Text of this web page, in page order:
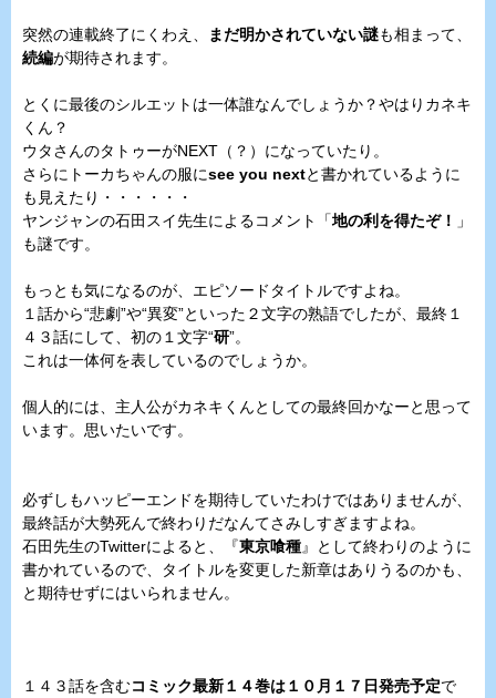
突然の連載終了にくわえ、 まだ明かされていない謎も相まって、
続編が期待されます。
とくに最後のシルエットは一体誰なんでしょうか？やはりカネキ
くん？
ウタさんのタトゥーがNEXT（？）になっていたり。
さらにトーカちゃんの服にsee you nextと書かれているように
も見えたり・・・・・・
ヤンジャンの石田スイ先生によるコメント「地の利を得たぞ！
」
も謎です。
もっとも気になるのが、エピソードタイトルですよね。
１話から“悲劇”や“異変”といった２文字の熟語でしたが、最終１
４３話にして、初の１文字“研”。
これは一体何を表しているのでしょうか。
個人的には、主人公がカネキくんとしての最終回かなーと思って
います。思いたいです。
必ずしもハッピーエンドを期待していたわけではありませんが、
最終話が大勢死んで終わりだなんてさみしすぎますよね。
石田先生のTwitterによると、『東京喰種』として終わりのように
書かれているので、タイトルを変更した新章はありうるのかも、
と期待せずにはいられません。
１４３話を含むコミック最新１４巻は１０月１７日発売予定で